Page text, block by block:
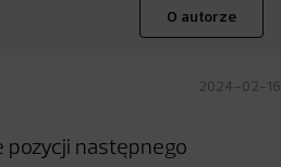
O autorze
2024-02-16
pozycji następnego